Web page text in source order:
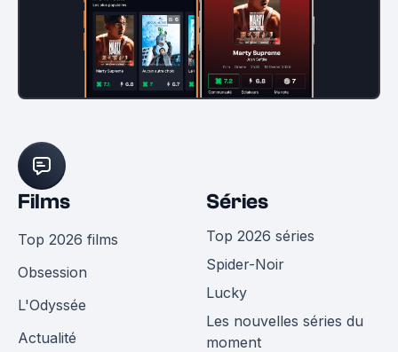
Films
Top 2026 films
Obsession
L'Odyssée
Actualité
Séries
Top 2026 séries
Spider-Noir
Lucky
Les nouvelles séries du
moment